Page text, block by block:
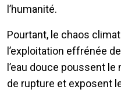
l’humanité.
Pourtant, le chaos
l’exploitation effrénée
l’eau douce poussent
de rupture et exposent